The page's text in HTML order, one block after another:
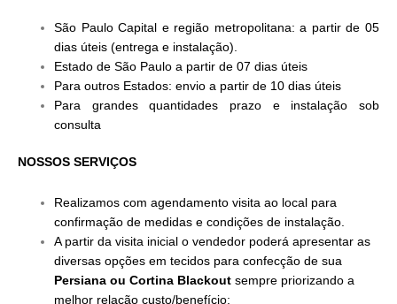
São Paulo Capital e região metropolitana: a partir de 05
dias úteis (entrega e instalação).
Estado de São Paulo a partir de 07 dias úteis
Para outros Estados: envio a partir de 10 dias úteis
Para grandes quantidades prazo e instalação sob
consulta
NOSSOS SERVIÇOS
Realizamos com agendamento visita ao local para
confirmação de medidas e condições de instalação.
A partir da visita inicial o vendedor poderá apresentar as
diversas opções em tecidos para confecção de sua
Persiana ou Cortina Blackout sempre priorizando a
melhor relação custo/benefício;